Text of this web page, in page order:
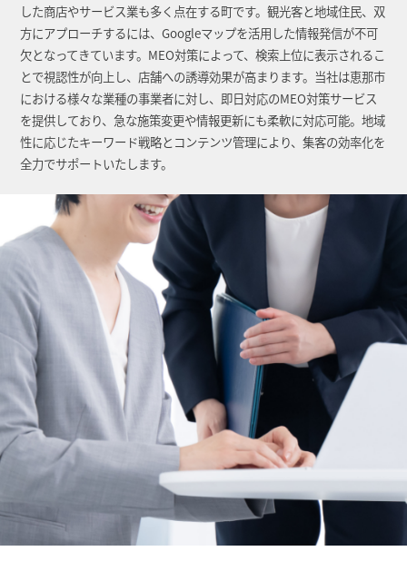
した商店やサービス業も多く点在する町です。観光客と地域住民、双
方にアプローチするには、Googleマップを活用した情報発信が不可
欠となってきています。MEO対策によって、検索上位に表示されるこ
とで視認性が向上し、店舗への誘導効果が高まります。当社は恵那市
における様々な業種の事業者に対し、即日対応のMEO対策サービス
を提供しており、急な施策変更や情報更新にも柔軟に対応可能。地域
性に応じたキーワード戦略とコンテンツ管理により、集客の効率化を
全力でサポートいたします。